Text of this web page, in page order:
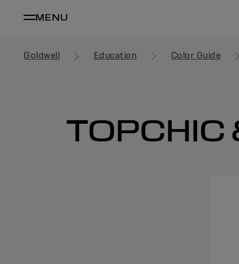
MENU
Goldwell Education Color Guide
TOPCHIC